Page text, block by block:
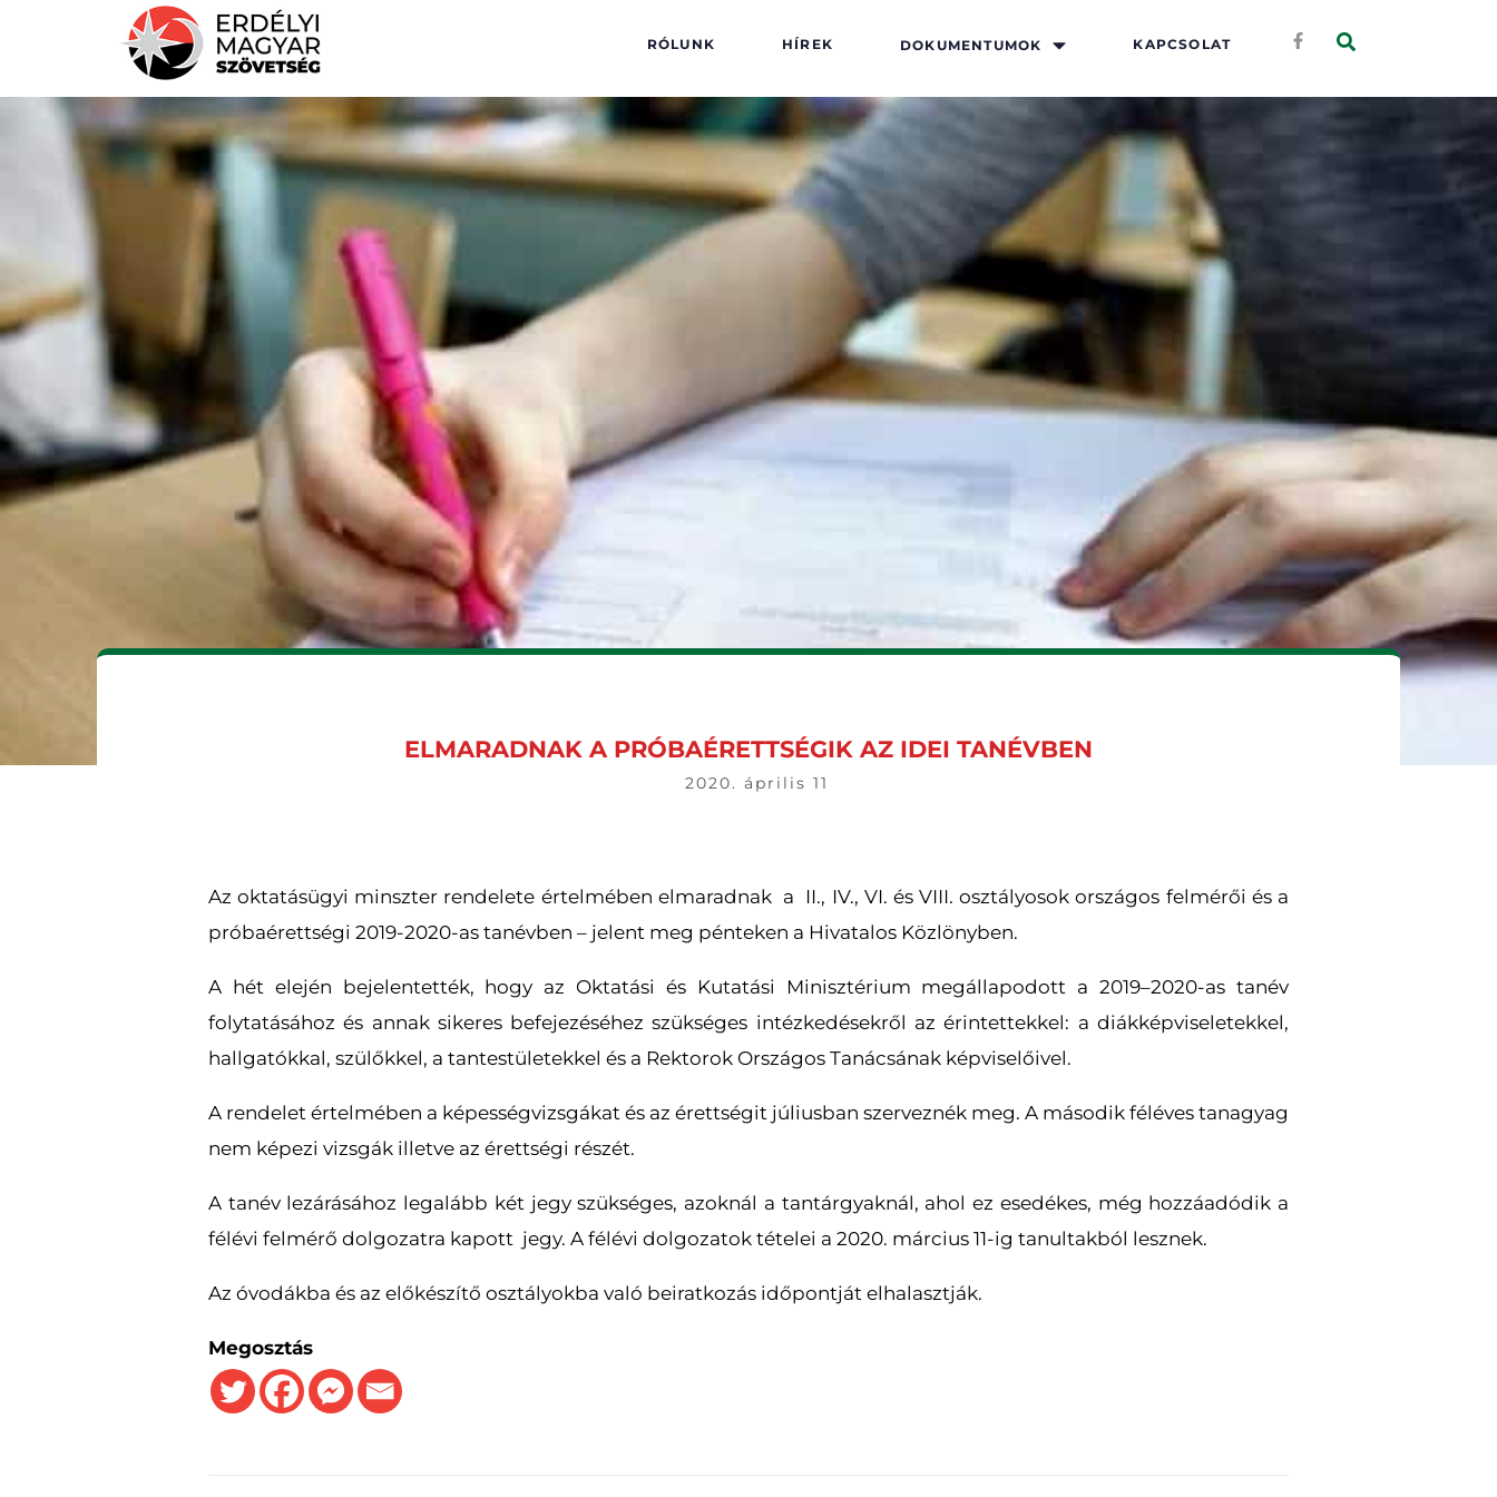
RÓLUNK HÍREK DOKUMENTUMOK KAPCSOLAT
ELMARADNAK A PRÓBAÉRETTSÉGIK AZ IDEI TANÉVBEN
2020. április 11
Az oktatásügyi minszter rendelete értelmében elmaradnak a II., IV., VI. és VIII. osztályosok országos felmérői és a
próbaérettségi 2019-2020-as tanévben – jelent meg pénteken a Hivatalos Közlönyben.
A hét elején bejelentették, hogy az Oktatási és Kutatási Minisztérium megállapodott a 2019–2020-as tanév
folytatásához és annak sikeres befejezéséhez szükséges intézkedésekről az érintettekkel: a diákképviseletekkel,
hallgatókkal, szülőkkel, a tantestületekkel és a Rektorok Országos Tanácsának képviselőivel.
A rendelet értelmében a képességvizsgákat és az érettségit júliusban szerveznék meg. A második féléves tanagyag
nem képezi vizsgák illetve az érettségi részét.
A tanév lezárásához legalább két jegy szükséges, azoknál a tantárgyaknál, ahol ez esedékes, még hozzáadódik a
félévi felmérő dolgozatra kapott jegy. A félévi dolgozatok tételei a 2020. március 11-ig tanultakból lesznek.
Az óvodákba és az előkészítő osztályokba való beiratkozás időpontját elhalasztják.
Megosztás